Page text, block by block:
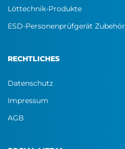
Löttechnik-Produkte
ESD-Personenprüfgerät Zubehör
RECHTLICHES
Datenschutz
Impressum
AGB